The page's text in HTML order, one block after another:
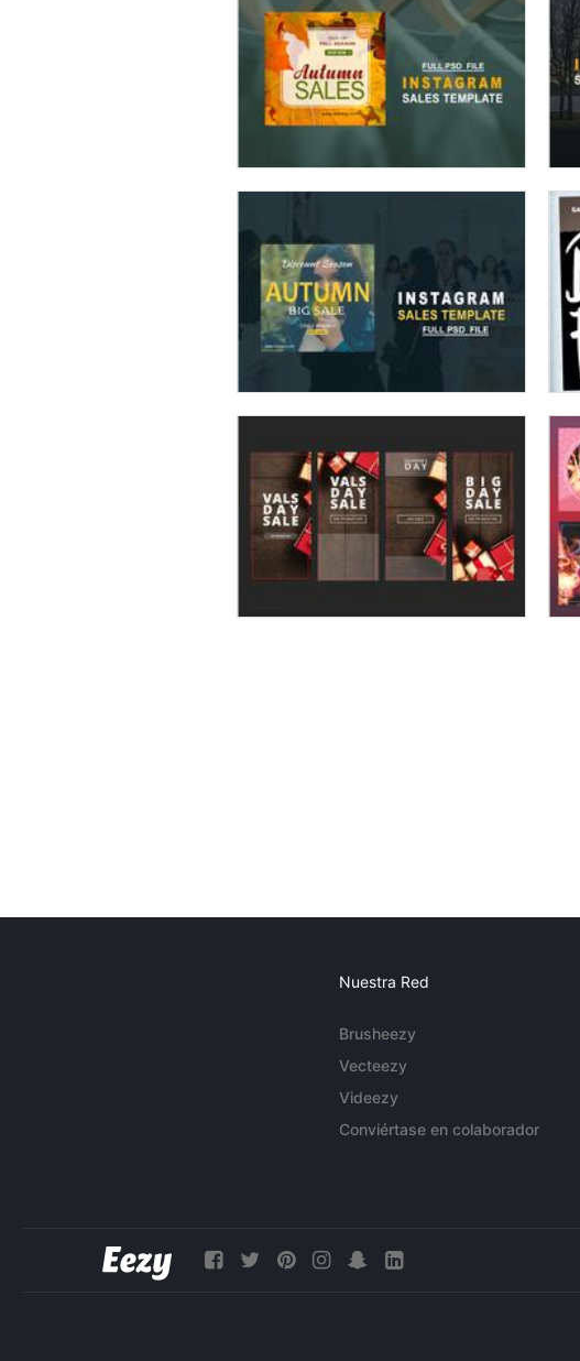
Nuestra Red
Brusheezy
Vecteezy
Videezy
Conviértase en colaborador